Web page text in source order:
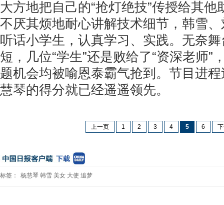
大方地把自己的“抢灯绝技”传授给其他
不厌其烦地耐心讲解技术细节，韩雪
听话小学生，认真学习、实践。无奈
短，几位“学生”还是败给了“资深老师”
题机会均被喻恩泰霸气抢到。节目进
慧琴的得分就已经遥遥领先。
上一页 1 2 3 4 5 6
标签： 杨慧琴 韩雪 美女 大使 追梦